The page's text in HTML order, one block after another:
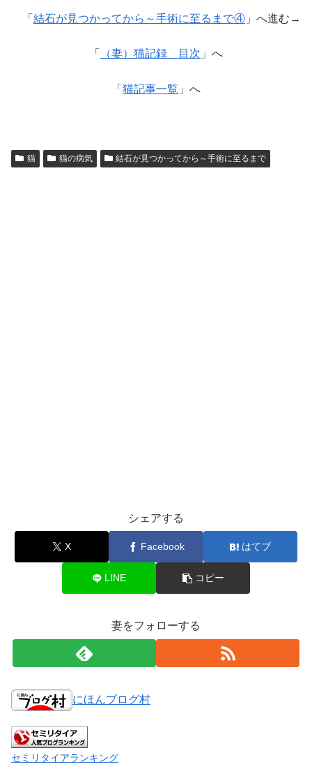
「 結石が見つかってから～手術に至るまで④ 」へ進む→
「 （妻）猫記録 目次 」へ
「 猫記事一覧 」へ
猫 猫の病気 結石が見つかってから～手術に至るまで
シェアする
X Facebook はてブ
LINE コピー
妻をフォローする
にほんブログ村
セミリタイアランキング